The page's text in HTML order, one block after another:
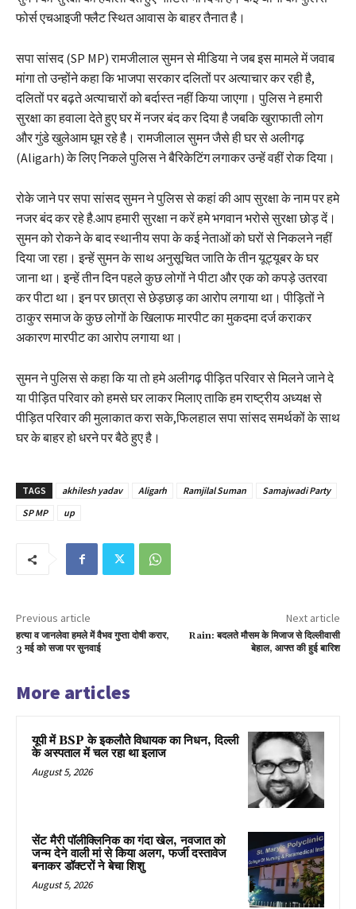
फोर्स एचआइजी फ्लैट​ स्थित आवास के बाहर तैनात है।
सपा सांसद (SP MP) रामजीलाल सुमन से मीडिया ने जब इस मामले में जवाब
मांगा तो उन्होंने कहा कि भाजपा सरकार दलितों पर अत्याचार कर रही है,
दलितों पर बढ़ते अत्याचारों को बर्दास्त नहीं किया जाएगा। पुलिस ने हमारी
सुरक्षा का हवाला देते हुए घर में नजर बंद कर दिया है जबकि खुराफाती लोग
और गुंडे खुलेआम घूम रहे है। रामजीलाल सुमन जैसे ही घर से अलीगढ़
(Aligarh) के लिए निकले पुलिस ने बैरिकेटिंग लगाकर उन्हें वहीं रोक दिया।
रोके जाने पर सपा सांसद सुमन ने पुलिस से कहां की आप सुरक्षा के नाम पर हमे
नजर बंद कर रहे है.आप हमारी सुरक्षा न करें हमे भगवान भरोसे सुरक्षा छोड़ दें।
सुमन को रोकने के बाद स्थानीय सपा के कई नेताओं को घरों से निकलने नहीं
दिया जा रहा। इन्हें सुमन के साथ अनुसूचित जाति के तीन यूट्यूबर के घर
जाना था। इन्हें तीन दिन पहले कुछ लोगों ने पीटा और एक को कपड़े उतरवा
कर पीटा था। इन पर छात्रा से छेड़छाड़ का आरोप लगाया था। पीड़ितों ने
ठाकुर समाज के कुछ लोगों के खिलाफ मारपीट का मुकदमा दर्ज कराकर
अकारण मारपीट का आरोप लगाया था।
सुमन ने पुलिस से कहा कि या तो हमे अलीगढ़ पीड़ित परिवार से मिलने जाने दे
या पीड़ित परिवार को हमसे घर लाकर मिलाए ताकि हम राष्ट्रीय अध्यक्ष से
पीड़ित परिवार की मुलाकात करा सके,फिलहाल सपा सांसद समर्थकों के साथ
घर के बाहर हो धरने पर बैठे हुए है।
TAGS akhilesh yadav Aligarh Ramjilal Suman
Samajwadi Party
SP MP
up
Previous article
हत्या व जानलेवा हमले में वैभव गुप्ता दोषी करार,
3 मई को सजा पर सुनवाई
Next article
Rain: बदलते मौसम के मिजाज से दिल्लीवासी
बेहाल, आफ्त की हुई बारिश
More articles
यूपी में BSP के इकलाैते विधायक का निधन, दिल्ली
के अस्पताल में चल रहा था इलाज
August 5, 2026
सेंट मैरी पॉलीक्लिनिक का गंदा खेल, नवजात को
जन्म देने वाली मां से किया अलग, फर्जी दस्तावेज
बनाकर डॉक्टरों ने बेचा शिशु
August 5, 2026